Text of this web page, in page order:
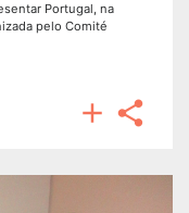
Portugal, na
pelo Comité
 